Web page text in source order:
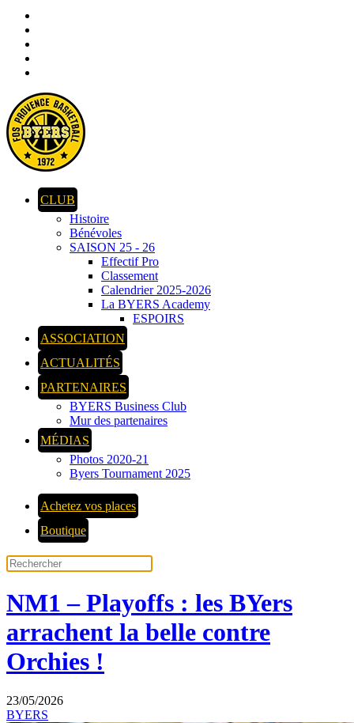
CLUB
Histoire
Bénévoles
SAISON 25 - 26
Effectif Pro
Classement
Calendrier 2025-2026
La BYERS Academy
ESPOIRS
ASSOCIATION
ACTUALITÉS
PARTENAIRES
BYERS Business Club
Mur des partenaires
MÉDIAS
Photos 2020-21
Byers Tournament 2025
Achetez vos places
Boutique
NM1 – Playoffs : les BYers
arrachent la belle contre
Orchies !
23/05/2026
BYERS